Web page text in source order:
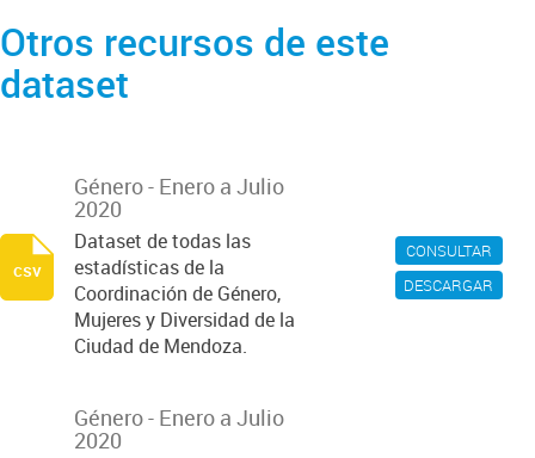
Otros recursos de este
dataset
CONSULTAR
DESCARGAR
Género - Enero a Julio
2020
Dataset de todas las
estadísticas de la
Coordinación de Género,
Mujeres y Diversidad de la
Ciudad de Mendoza.
csv
Género - Enero a Julio
2020